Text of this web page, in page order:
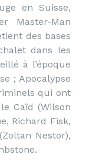
en Suisse,
Master-Man
des bases
dans les
à l’époque
; Apocalypse
qui ont
Caïd (Wilson
Richard Fisk,
Nestor),